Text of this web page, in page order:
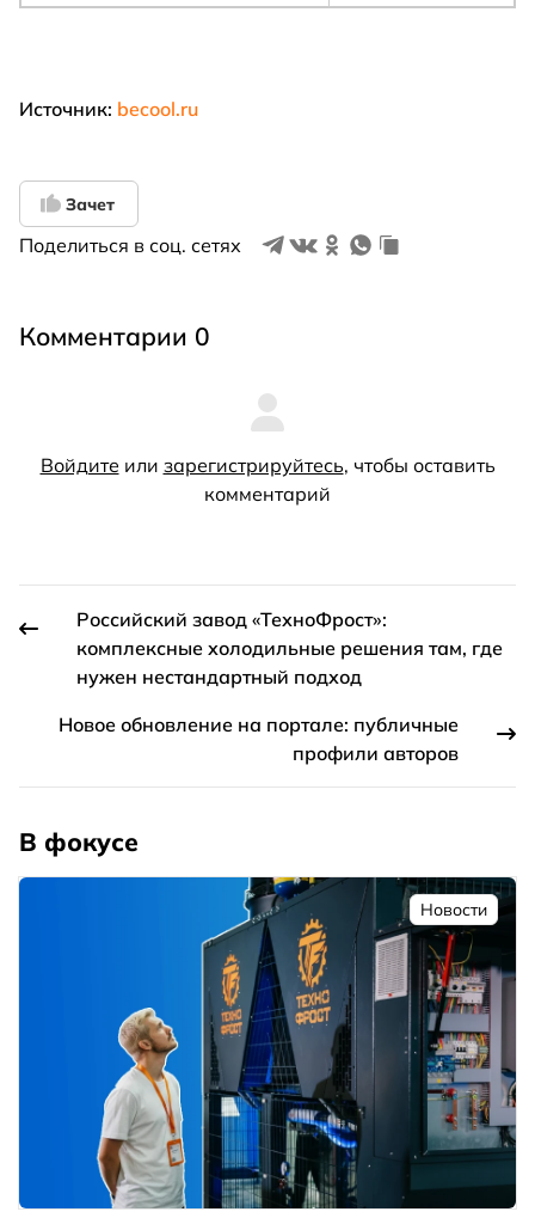
Источник: becool.ru
Зачет
Поделиться в соц. сетях
Комментарии 0
Войдите или зарегистрируйтесь, чтобы оставить
комментарий
Российский завод «ТехноФрост»:
комплексные холодильные решения там, где
нужен нестандартный подход
Новое обновление на портале: публичные
профили авторов
В фокусе
Новости